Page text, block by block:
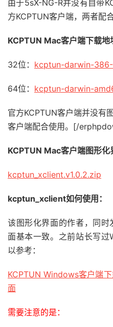
由于5sX-NG-R并没有自带
方KCPTUN客户端，两者配合
KCPTUN Mac客户端下载地
32位： kcptun-darwin-386-
64位： kcptun-darwin-
官方KCPTUN客户端并没有
客户端配合使用。[/
KCPTUN Mac客户端图形化
kcptun_xclient.v1.0.2.zip
kcptun_xclient如何使用：
该图形化界面的作者，同
面基本一致。之前站长写
以参考：
KCPTUN Windows客户端
面
需要注意的是：